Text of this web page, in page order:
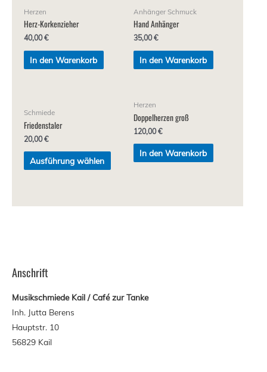
Herzen
Herz-Korkenzieher
40,00€
In den Warenkorb
Anhänger Schmuck
Hand Anhänger
35,00€
In den Warenkorb
Schmiede
Friedenstaler
20,00€
Ausführung wählen
Herzen
Doppelherzen groß
120,00€
In den Warenkorb
Anschrift
Musikschmiede Kail / Café zur Tanke
Inh. Jutta Berens
Hauptstr. 10
56829 Kail